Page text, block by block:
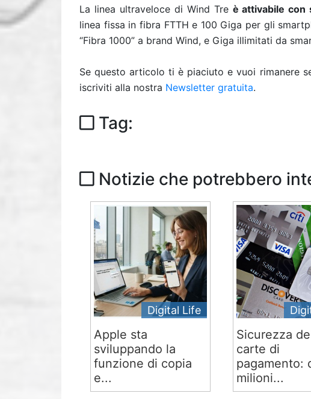
La linea ultraveloce di Wind Tre è attivabile con
linea fissa in fibra FTTH e 100 Giga per gli
“Fibra 1000” a brand Wind, e Giga illimitati da
Se questo articolo ti è piaciuto e vuoi rimanere
iscriviti alla nostra Newsletter gratuita.
Tag:
Notizie che potrebbero
Digital Life
Apple sta
sviluppando la
funzione di copia
e...
Sicurezza
carte di
pagamento:
milioni...